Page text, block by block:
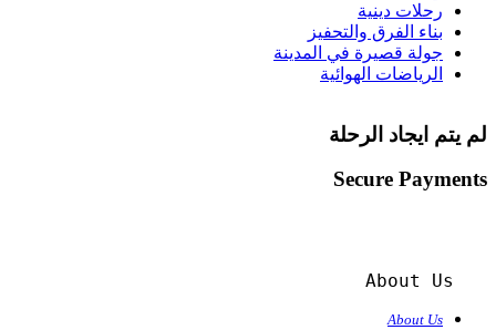
رحلات دينية
بناء الفرق والتحفيز
جولة قصيرة في المدينة
الرياضات الهوائية
لم يتم ايجاد الرحلة
Secure Payments
About Us
About Us